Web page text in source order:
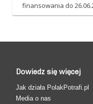
finansowania do
Dowiedz się więcej
Jak działa PolakPotrafi.pl
Media o nas